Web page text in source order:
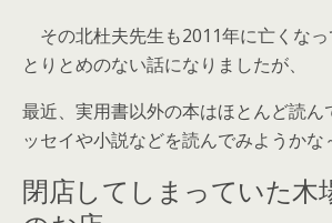
その北杜夫先生も2011年に亡くなっ
とりとめのない話になりましたが、
最近、実用書以外の本はほとんど読ん
ッセイや小説などを読んでみようかな
閉店してしまっていた木